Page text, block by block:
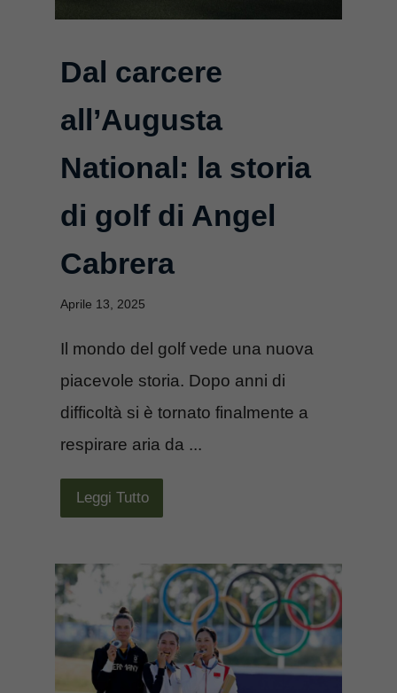
Dal carcere
all’Augusta
National: la storia
di golf di Angel
Cabrera
Aprile 13, 2025
Il mondo del golf vede una nuova
piacevole storia. Dopo anni di
difficoltà si è tornato finalmente a
respirare aria da ...
Leggi Tutto